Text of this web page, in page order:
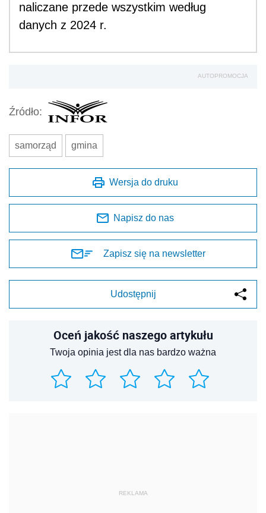
naliczane przede wszystkim według
danych z 2024 r.
AUTOPROMOCJA
Źródło:
samorząd gmina
Wersja do druku
Napisz do nas
Zapisz się na newsletter
Udostępnij
Oceń jakość naszego artykułu
Twoja opinia jest dla nas bardzo ważna
REKLAMA